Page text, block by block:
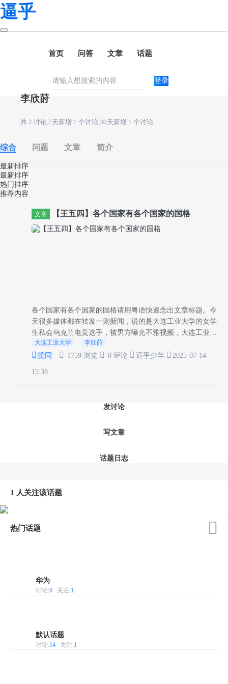
逼乎
首页 问答 文章 话题
登录
李欣莳
共 2 讨论,7天新增 1 个讨论,30天新增 1 个讨论
综合 问题 文章 简介
最新排序
最新排序
热门排序
推荐内容
文章 【王五四】各个国家有各个国家的国格
各个国家有各个国家的国格请用粤语快速念出文章标题。今
天很多媒体都在转发一则新闻，说的是大连工业大学的女学
生私会乌克兰电竞选手，被男方曝光不雅视频，大连工业大
学学工部拟开除女生学籍。我觉得非常好，这种垃圾学校，
不上也罢，就像那个垃圾乌克兰电竞...
大连工业大学 李欣莳
 赞同  1759 浏览  0 评论  逼乎少年  2025-07-14
15:38
发讨论
写文章
话题日志
1 人关注该话题
热门话题 
华为
讨论:8 关注:1
默认话题
讨论:14 关注:1